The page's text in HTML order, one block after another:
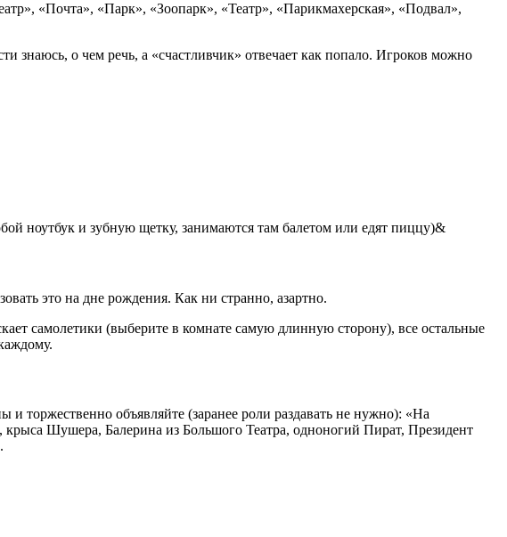
«Почта», «Парк», «Зоопарк», «Театр», «Парикмахерская», «Подвал»,
знаюсь, о чем речь, а «счастливчик» отвечает как попало. Игроков можно
ноутбук и зубную щетку, занимаются там балетом или едят пиццу)&
это на дне рождения. Как ни странно, азартно.
самолетики (выберите в комнате самую длинную сторону), все остальные
торжественно объявляйте (заранее роли раздавать не нужно): «На
Шушера, Балерина из Большого Театра, одноногий Пират, Президент